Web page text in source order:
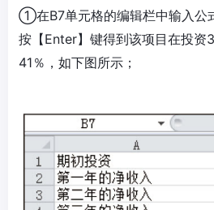
①在B7单元格的编辑栏中输入公式
按【Enter】键得到该项目在投资
41％，如下图所示；